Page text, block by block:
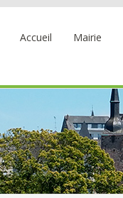
Accueil Mairie